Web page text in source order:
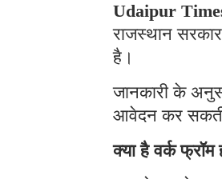
Udaipur
राजस्थान
है।
जानकारी के
आवेदन कर
क्या है वर्क फ्रॉम